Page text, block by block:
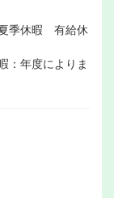
季休暇 有給休
：年度によりま